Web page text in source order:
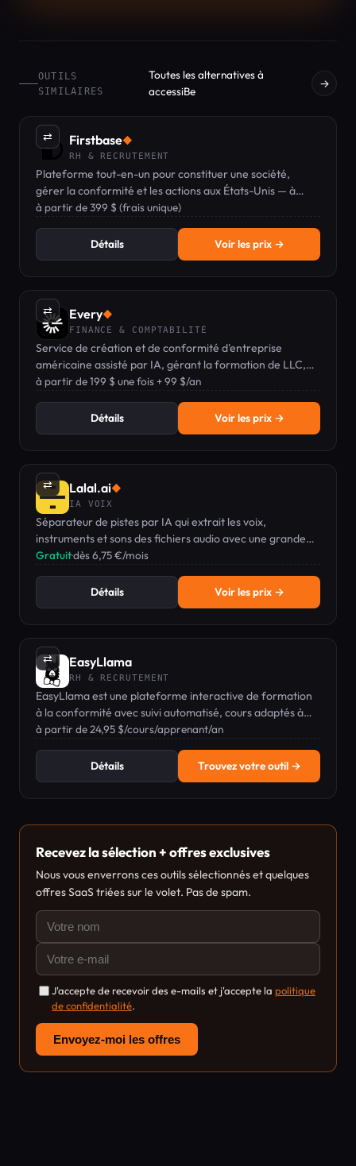
OUTILS
SIMILAIRES
Toutes les alternatives à
accessiBe
→
⇄ Firstbase◆
RH & RECRUTEMENT
Plateforme tout-en-un pour constituer une société,
gérer la conformité et les actions aux États-Unis — à
partir de 399 $ (frais unique de création).
à partir de 399 $ (frais unique)
Détails Voir les prix →
⇄ Every◆
FINANCE & COMPTABILITÉ
Service de création et de conformité d'entreprise
américaine assisté par IA, gérant la formation de LLC,
l'EIN, l'ouverture de compte bancaire et les dépôts
à partir de 199 $ une fois + 99 $/an
Détails Voir les prix →
⇄ Lalal.ai◆
IA VOIX
Séparateur de pistes par IA qui extrait les voix,
instruments et sons des fichiers audio avec une grande
précision.
Gratuit·dès 6,75 €/mois
Détails Voir les prix →
⇄ EasyLlama
RH & RECRUTEMENT
EasyLlama est une plateforme interactive de formation
à la conformité avec suivi automatisé, cours adaptés à
chaque État et outils basés sur l'IA pour les équipes RH.
à partir de 24,95 $/cours/apprenant/an
Détails Trouvez votre outil →
Recevez la sélection + offres exclusives
Nous vous enverrons ces outils sélectionnés et quelques
offres SaaS triées sur le volet. Pas de spam.
J'accepte de recevoir des e-mails et j'accepte la politique
de confidentialité.
Envoyez-moi les offres